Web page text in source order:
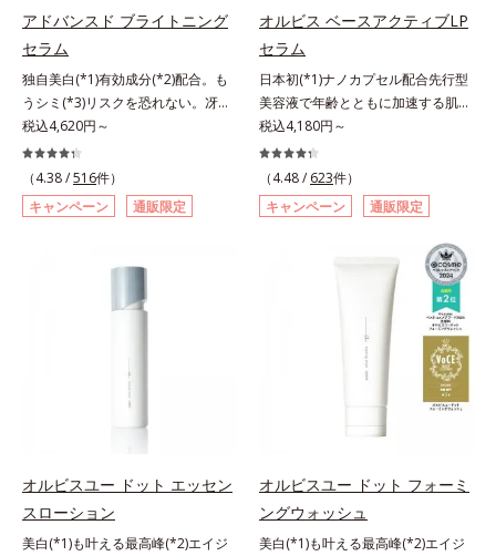
なツヤめきのある美肌に整えます。
*1 年齢を重ねた肌*2 オルビス内BB
クリームのカバー力
修成分（イソステアリン酸、イソス
テアロイル加水分解コラーゲン、イ
ソステアロイル加水分解シルク、ス
フィンゴ糖脂質、トコフェロール、
グリセリン、糖脂質、BG、イソス
テアリン酸、イソステアロイル加水
分解コラーゲン、イソステアロイル
加水分解シルク、スフィンゴ糖脂
質、トコフェロール、グリセリン、
ヒアルロン酸ヒドロキシプロピルト
リモニウム、フェノキシエタノー
ル）*2 髪の乾燥、乾燥によるパサ
つき*3 毛髪にうるおい、ハリを与
アドバンスド ブライトニング
セラム
独自美白(*1)有効成分(*2)配合。も
うシミ(*3)リスクを恐れない。冴え
わたる透明美肌(*4)へ。先端肌科学
が導く、透明感あふれる輝き(*4)
へ。今の自分の肌も未来の肌もあき
らめない、自分史上最高の冴えわた
る透明美肌(*4)を目指すには、美肌
ミを予防するお手入れを続けること
ーラ・オルビスグループ独自の美白
ミの原因になると考えられる“メラ
ニンの塊”を居座らせない(*1)、粉砕
と排出サポート(*5)の2ステップで
メラニンの蓄積を抑え、シミ・ソバ
カスを防ぎます。さらに、「アルテ
アネスレ(*6)」を配合し、うるおい
に満ちた自分本来の澄み渡るような
透明感を目指します。手に取った
税込4,620円～
（4.38 /516件）
キャンペーン
通販限定
オルビス ベースアクティブLP
セラム
日本初(*1)ナノカプセル配合先行型
美容液で年齢とともに加速する肌悩
み(*2)にブレーキを。スキンケアの
打ち止め感に。年齢とともに加速す
る肌悩み(*2)にブレーキをかけ、化
粧水前の土台(*3)づくりで、うるお
いに満ち満ちた内側から弾むような
ハリ肌へ。化粧水は二度塗りしない
と不安…。いろいろケアしているの
に、あと一歩肌悩みが晴れない…。
そんな大人の肌悩みにアプローチす
る先行型美容液です。日本初(*1)、
毛穴約1/1000ナノサイズの極小カ
プセルの表面は肌になじみやすい構
造(*4)。内包した美容成分(*5)の浸
おいの通り道”を作って化粧水のな
じみ感をUP。化粧水前に使うこと
で、普段の化粧水の手ごたえをより
実感できる、しっとり整った肌状態
税込4,180円～
（4.48 / 623件）
キャンペーン
通販限定
オルビスユー ドット エッセン
スローション
美白(*1)も叶える最高峰(*2)エイジ
オルビスユー ドット フォーミ
ングウォッシュ
美白(*1)も叶える最高峰(*2)エイジ